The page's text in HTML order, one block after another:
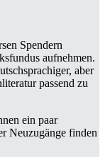
Spendern
aufnehmen.
aber
passend zu
ein paar
Neuzugänge finden